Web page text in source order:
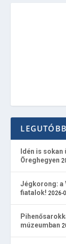
Idén is sokan
Öreghegyen
Jégkorong: a
fiatalok! 2026-
múzeumban